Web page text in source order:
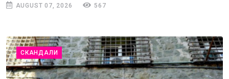
AUGUST 07, 2026 567
СКАНДАЛИ